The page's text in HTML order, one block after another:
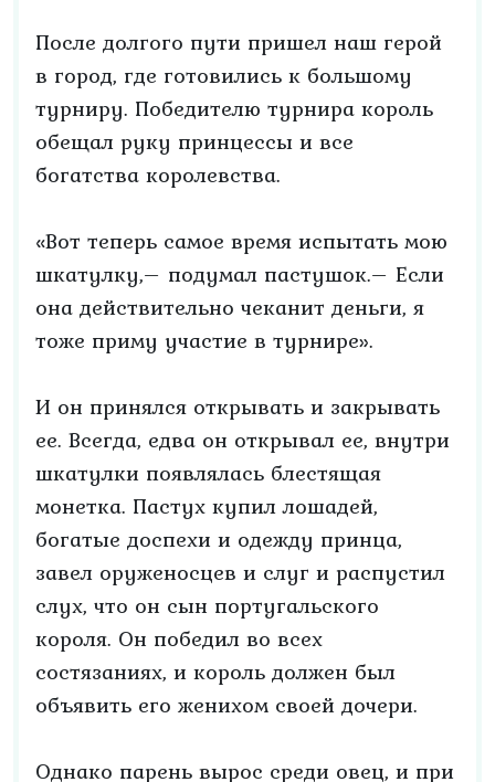
После долгого пути пришел наш герой
в город, где готовились к большому
турниру. Победителю турнира король
обещал руку принцессы и все
богатства королевства.
«Вот теперь самое время испытать мою
шкатулку,– подумал пастушок.– Если
она действительно чеканит деньги, я
тоже приму участие в турнире».
И он принялся открывать и закрывать
ее. Всегда, едва он открывал ее, внутри
шкатулки появлялась блестящая
монетка. Пастух купил лошадей,
богатые доспехи и одежду принца,
завел оруженосцев и слуг и распустил
слух, что он сын португальского
короля. Он победил во всех
состязаниях, и король должен был
объявить его женихом своей дочери.
Однако парень вырос среди овец, и при